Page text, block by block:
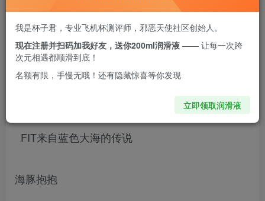
新简洁的INS风在心理上更容易接受
FIT来自蓝色大海的传说
海豚抱抱
我是杯子君，专业飞机杯测评师，邪恶天使社区创始人。
现在注册并扫码加我好友，送你200ml润滑液 —— 让每一次跨
次元相遇都顺滑到底！
名额有限，手慢无哦！还有隐藏惊喜等你发现
立即领取润滑液